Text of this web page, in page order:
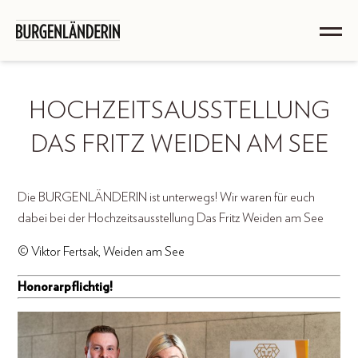
HOCHZEITSAUSSTELLUNG
DAS FRITZ WEIDEN AM SEE
Die BURGENLÄNDERIN ist unterwegs! Wir waren für euch
dabei bei der Hochzeitsausstellung Das Fritz Weiden am See
© Viktor Fertsak, Weiden am See
Honorarpflichtig!